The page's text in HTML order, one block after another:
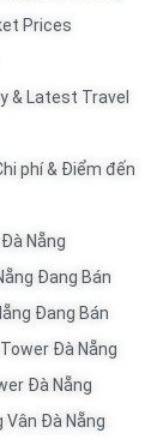
Prices
& Latest Travel
phí & Điểm đến
Nẵng
Đang Bán
Đang Bán
Đà Nẵng
Đà Nẵng
Vân Đà Nẵng